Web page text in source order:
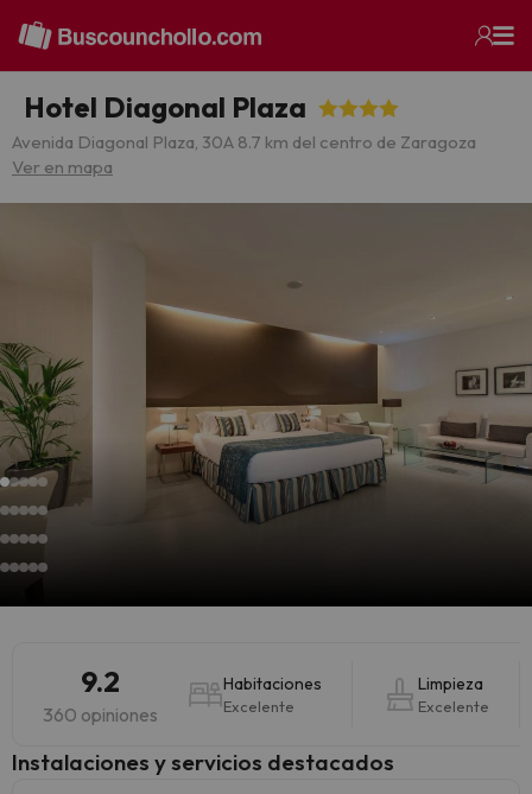
Hotel Diagonal Plaza
Avenida Diagonal Plaza, 30A 8.7 km del centro de Zaragoza
Ver en mapa
9.2
360 opiniones
Habitaciones
Excelente
Limpieza
Excelente
Instalaciones y servicios destacados